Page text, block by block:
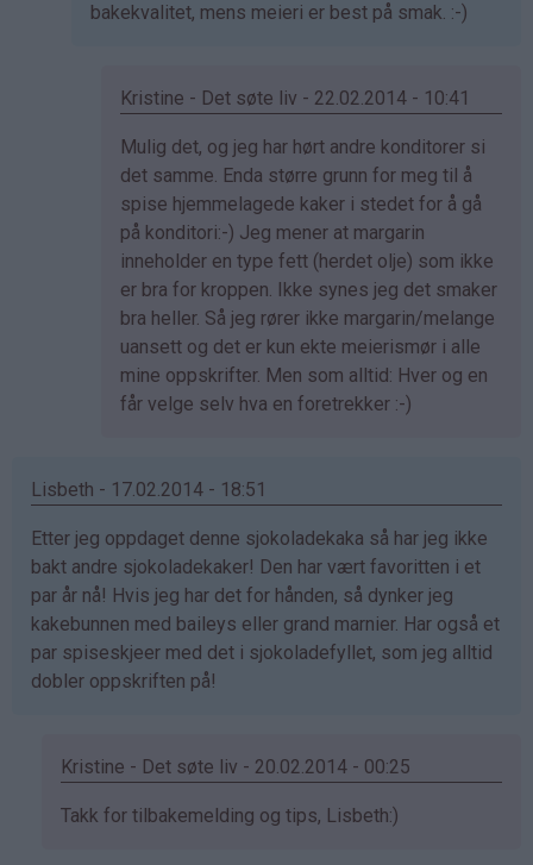
-
bakekvalitet, mens meieri er best på smak. :-)
Kristine - Det søte liv - 22.02.2014 - 10:41
Som
svar
på
av
Anne
Therese
(ikke
bekreftet)
Mulig det, og jeg har hørt andre konditorer si
det samme. Enda større grunn for meg til å
spise hjemmelagede kaker i stedet for å gå
på konditori:-) Jeg mener at margarin
inneholder en type fett (herdet olje) som ikke
er bra for kroppen. Ikke synes jeg det smaker
bra heller. Så jeg rører ikke margarin/melange
uansett og det er kun ekte meierismør i alle
mine oppskrifter. Men som alltid: Hver og en
får velge selv hva en foretrekker :-)
Lisbeth - 17.02.2014 - 18:51
Etter jeg oppdaget denne sjokoladekaka så har jeg ikke
bakt andre sjokoladekaker! Den har vært favoritten i et
par år nå! Hvis jeg har det for hånden, så dynker jeg
kakebunnen med baileys eller grand marnier. Har også et
par spiseskjeer med det i sjokoladefyllet, som jeg alltid
dobler oppskriften på!
Kristine - Det søte liv - 20.02.2014 - 00:25
Som
Takk for tilbakemelding og tips, Lisbeth:)